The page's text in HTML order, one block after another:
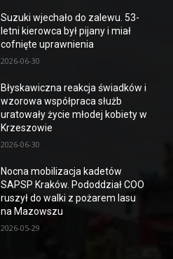
Suzuki wjechało do zalewu. 53-
letni kierowca był pijany i miał
cofnięte uprawnienia
2026-06-30
Błyskawiczna reakcja świadków i
wzorowa współpraca służb
uratowały życie młodej kobiety w
Krzeszowie
2026-06-30
Nocna mobilizacja kadetów
SAPSP Kraków. Pododdział COO
ruszył do walki z pożarem lasu
na Mazowszu
2026-05-29